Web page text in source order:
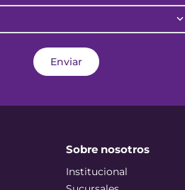
Enviar
Sobre nosotros
Institucional